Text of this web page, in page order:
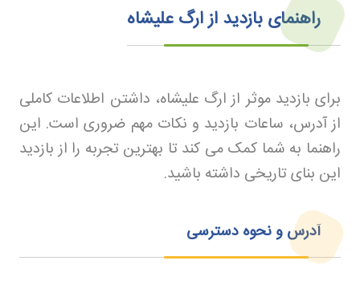
راهنمای بازدید از ارگ علیشاه
برای بازدید موثر از ارگ علیشاه، داشتن اطلاعات کاملی
از آدرس، ساعات بازدید و نکات مهم ضروری است. این
راهنما به شما کمک می کند تا بهترین تجربه را از بازدید
این بنای تاریخی داشته باشید.
آدرس و نحوه دسترسی